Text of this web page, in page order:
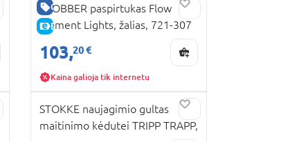
GERA KAINA
E-KAINA
GLOBBER paspirtukas Flow
Element Lights, žalias, 721-307
103,20 €
Kaina galioja tik internetu
STOKKE naujagimio gultas
maitinimo kėdutei TRIPP TRAPP,